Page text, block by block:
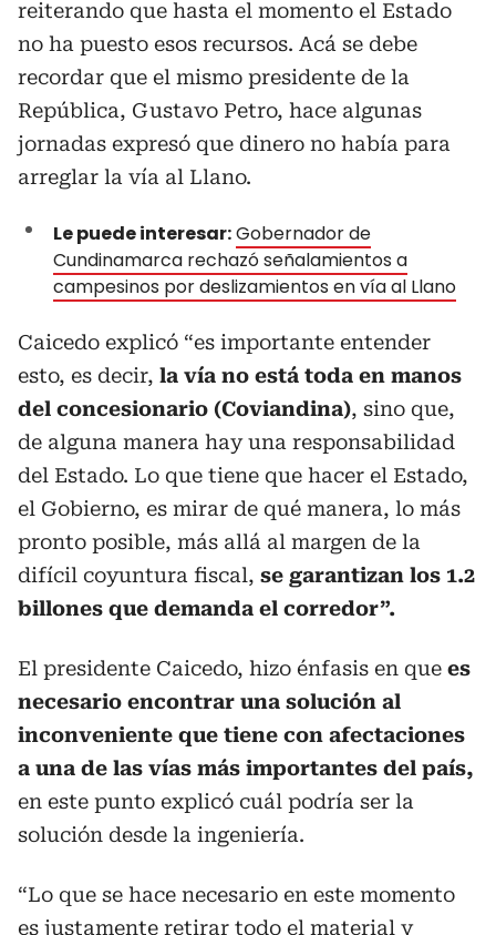
reiterando que hasta el momento el Estado
no ha puesto esos recursos. Acá se debe
recordar que el mismo presidente de la
República, Gustavo Petro, hace algunas
jornadas expresó que dinero no había para
arreglar la vía al Llano.
Le puede interesar:Gobernador de
Cundinamarca rechazó señalamientos a
campesinos por deslizamientos en vía al Llano
Caicedo explicó “es importante entender
esto, es decir, la vía no está toda en manos
del concesionario (Coviandina), sino que,
de alguna manera hay una responsabilidad
del Estado. Lo que tiene que hacer el Estado,
el Gobierno, es mirar de qué manera, lo más
pronto posible, más allá al margen de la
difícil coyuntura fiscal, se garantizan los 1.2
billones que demanda el corredor”.
El presidente Caicedo, hizo énfasis en que es
necesario encontrar una solución al
inconveniente que tiene con afectaciones
a una de las vías más importantes del país,
en este punto explicó cuál podría ser la
solución desde la ingeniería.
“Lo que se hace necesario en este momento
es justamente retirar todo el material y